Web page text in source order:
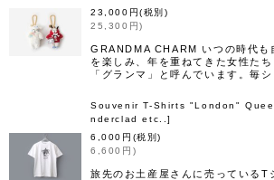
23,000 円(税別)
25,300 円)
GRANDMA CHARM いつの時代も
を楽しみ、年を重ねてきた女性た
「グランマ」と呼んでいます。毎
Souvenir T-Shirts "London"
nderclad etc..]
6,000 円 (税別)
6,600 円 )
旅先のお土産屋さんに売っているT